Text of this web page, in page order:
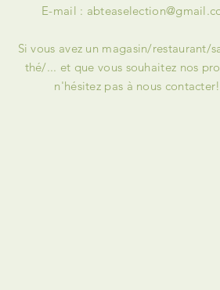
E-mail :
Si vous avez un magasin/restaurant/
thé/... et que vous souhaitez nos
n'hésitez pas à nous contacter!